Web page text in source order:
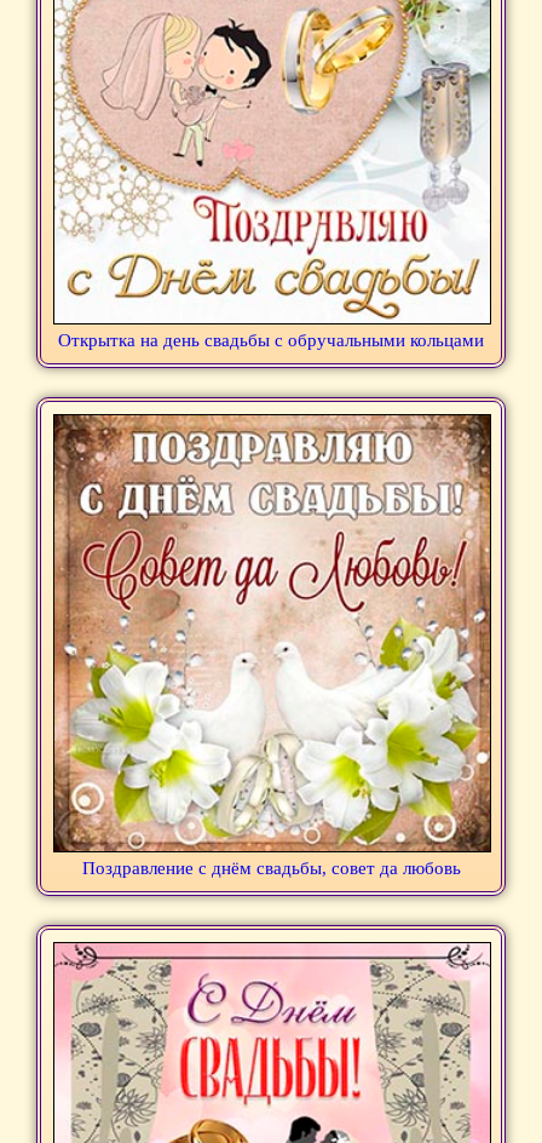
Открытка на день свадьбы с обручальными кольцами
Поздравление с днём свадьбы, совет да любовь